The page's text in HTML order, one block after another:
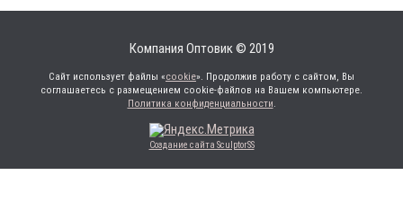
Компания Оптовик © 2019
Сайт использует файлы «cookie». Продолжив работу с сайтом, Вы
соглашаетесь с размещением cookie-файлов на Вашем компьютере.
Политика конфиденциальности.
Создание сайта SculptorSS